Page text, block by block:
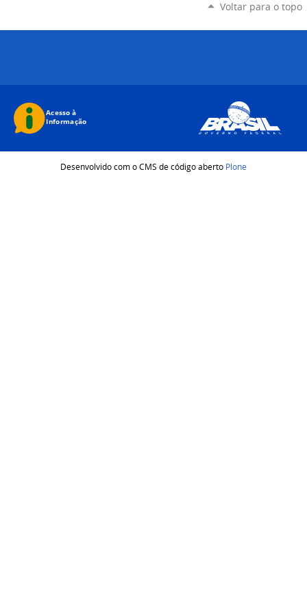
Voltar para o topo
Desenvolvido com o CMS de código aberto Plone